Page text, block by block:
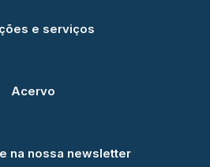
e serviços
Acervo
na nossa newsletter